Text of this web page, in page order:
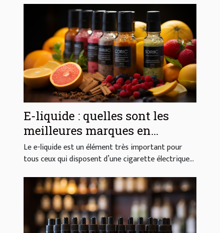
E-liquide : quelles sont les
meilleures marques en
France ?
Le e-liquide est un élément très important pour
tous ceux qui disposent d’une cigarette électrique...